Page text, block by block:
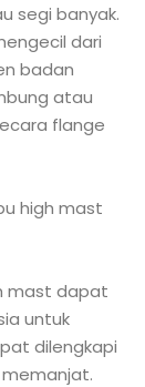
segi banyak.
dari
badan
atau
flange
high mast
mast dapat
untuk
dilengkapi